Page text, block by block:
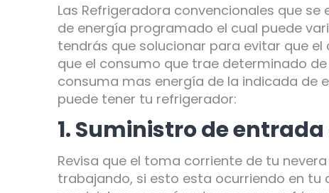
Las Refrigeradora convencionales que
de energía programado el cual puede
tendrás que solucionar para evitar que
que el consumo que trae determinado
consuma mas energía de la indicada de
puede tener tu refrigerador:
1. Suministro de
Revisa que el toma corriente de tu
trabajando, si esto esta ocurriendo en